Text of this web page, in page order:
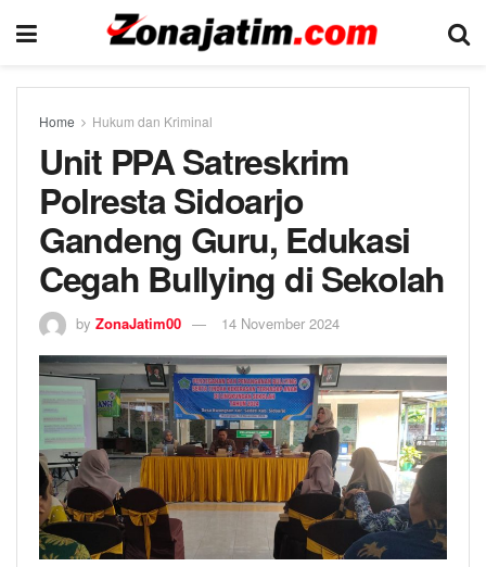
Home Hukum dan Kriminal
Unit PPA Satreskrim
Polresta Sidoarjo
Gandeng Guru, Edukasi
Cegah Bullying di Sekolah
by ZonaJatim00 14 November 2024